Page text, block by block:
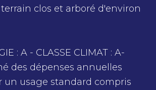
clos et arboré d'environ
: A - CLASSE CLIMAT : A-
des dépenses annuelles
un usage standard compris